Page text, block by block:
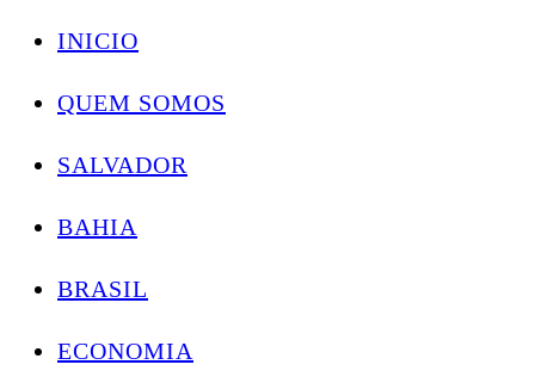
INICIO
QUEM SOMOS
SALVADOR
BAHIA
BRASIL
ECONOMIA